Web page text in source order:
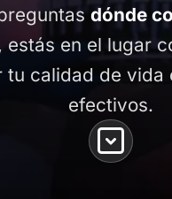
dónde
, estás en el lugar
tu calidad de
efectivos.